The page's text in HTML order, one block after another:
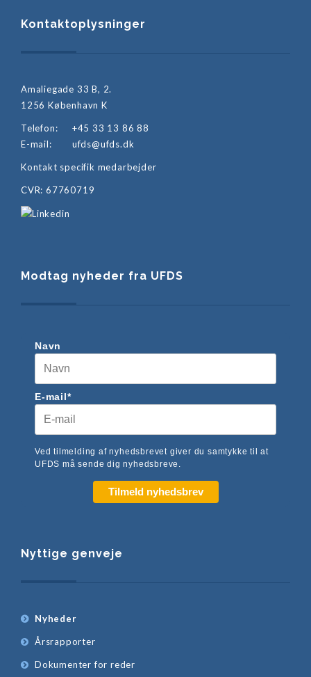
Kontaktoplysninger
Amaliegade 33 B, 2.
1256 København K
Telefon:
+45 33 13 86 88
E-mail:
ufds@ufds.dk
Kontakt specifik medarbejder
CVR: 67760719
Modtag nyheder fra UFDS
Navn
E-mail*
Ved tilmelding af nyhedsbrevet giver du samtykke til at
UFDS må sende dig nyhedsbreve.
Tilmeld nyhedsbrev
Nyttige genveje
Nyheder
Årsrapporter
Dokumenter for reder